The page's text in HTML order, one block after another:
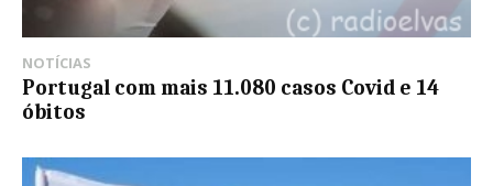
NOTÍCIAS
Portugal com mais 11.080 casos Covid e 14
óbitos